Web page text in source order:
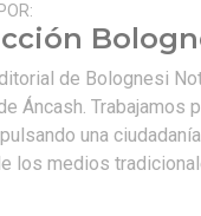
de Bolognesi
Áncash. Trabajamos
una
los medios